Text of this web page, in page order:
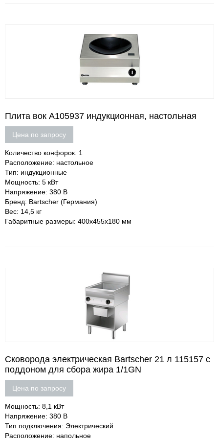
Плита вок A105937 индукционная, настольная
Цена по запросу
Количество конфорок: 1
Расположение: настольное
Тип: индукционные
Мощность: 5 кВт
Напряжение: 380 В
Бренд: Bartscher (Германия)
Вес: 14,5 кг
Габаритные размеры: 400х455х180 мм
Сковорода электрическая Bartscher 21 л 115157 с
поддоном для сбора жира 1/1GN
Цена по запросу
Мощность: 8,1 кВт
Напряжение: 380 В
Тип подключения: Электрический
Расположение: напольное